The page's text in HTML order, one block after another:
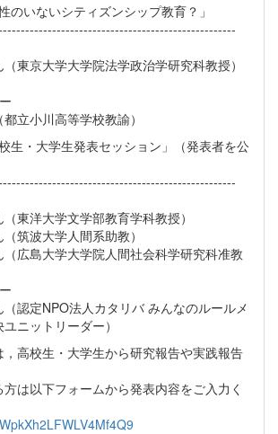
のいないシティズンシップ教育？」
東京大学大学院法学政治学研究科教授）
立小川高等学校教諭）
生・大学生発表セッション」（発表者を公
洋大学文学部教育学科教授）
波大学人間系助教）
広島大学大学院人間社会科学研究科准教
定NPO法人カタリバ みんなのルールメ
ニットリーダー）
高校生・大学生から研究報告や実践報告
は以下フォームから発表内容をご入力く